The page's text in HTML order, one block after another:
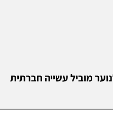
מוביל עשייה חברתית